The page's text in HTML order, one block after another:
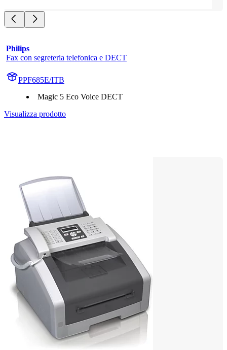
Philips
Fax con segreteria telefonica e DECT
PPF685E/ITB
Magic 5 Eco Voice DECT
Visualizza prodotto